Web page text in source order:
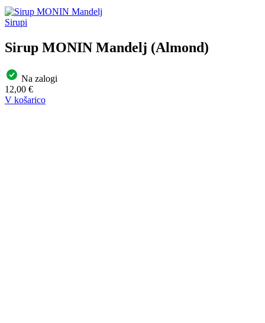
Sirupi
Sirup MONIN Mandelj (Almond)
Na zalogi
12,00 €
V košarico